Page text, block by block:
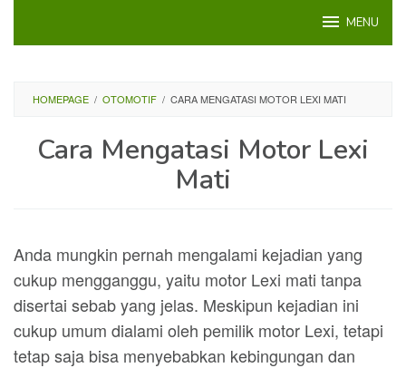
MENU
HOMEPAGE / OTOMOTIF / CARA MENGATASI MOTOR LEXI MATI
Cara Mengatasi Motor Lexi
Mati
Anda mungkin pernah mengalami kejadian yang
cukup mengganggu, yaitu motor Lexi mati tanpa
disertai sebab yang jelas. Meskipun kejadian ini
cukup umum dialami oleh pemilik motor Lexi, tetapi
tetap saja bisa menyebabkan kebingungan dan